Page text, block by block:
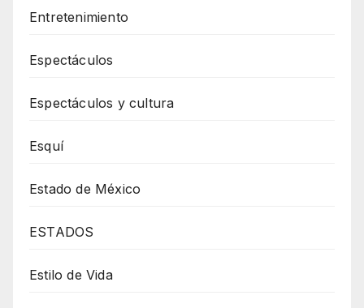
Entretenimiento
Espectáculos
Espectáculos y cultura
Esquí
Estado de México
ESTADOS
Estilo de Vida